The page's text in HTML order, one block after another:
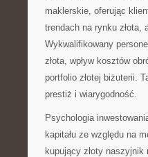
maklerskie, oferując
trendach na rynku złota,
Wykwalifikowany
złota, wpływ kosztów
portfolio złotej biżuterii.
prestiż i wiarygodność.
Psychologia
kapitału ze względu na
kupujący złoty